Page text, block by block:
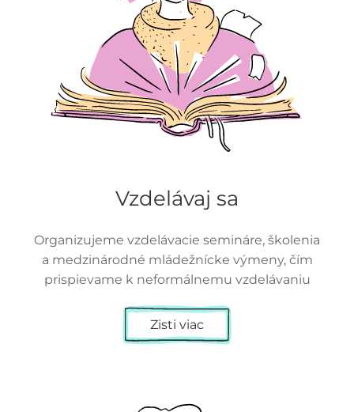
Vzdelávaj sa
Organizujeme vzdelávacie semináre, školenia
a medzinárodné mládežnícke výmeny, čím
prispievame k neformálnemu vzdelávaniu
Zisti viac